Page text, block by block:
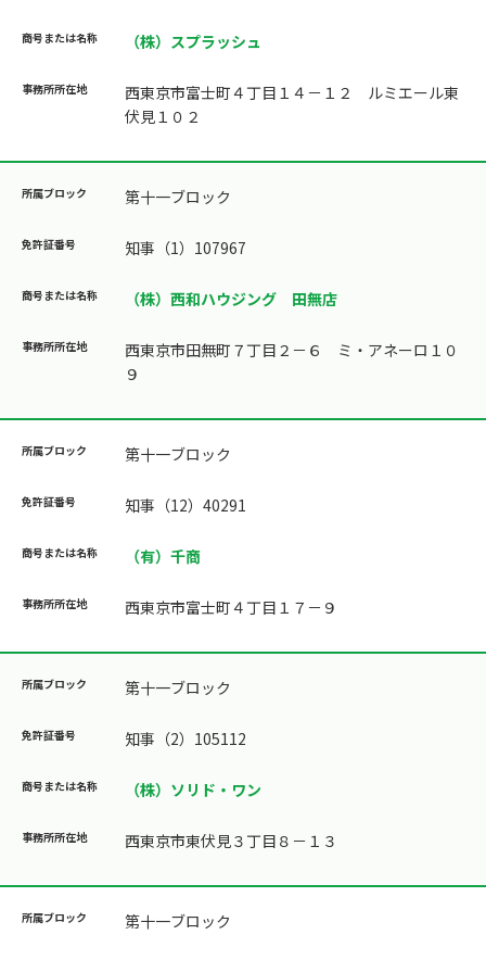
（株）スプラッシュ
西東京市富士町４丁目１４－１２ ルミエール東
伏見１０２
第十一ブロック
知事（1）107967
（株）西和ハウジング 田無店
西東京市田無町７丁目２－６ ミ・アネーロ１０
９
第十一ブロック
知事（12）40291
（有）千商
西東京市富士町４丁目１７－９
第十一ブロック
知事（2）105112
（株）ソリド・ワン
西東京市東伏見３丁目８－１３
第十一ブロック